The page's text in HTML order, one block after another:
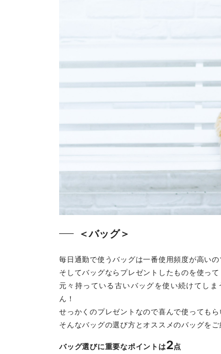
＜バッグ＞
毎日通勤で使うバッグは一番使用頻度が高い
そしてバッグならプレゼントしたものを使っ
元々持っている古いバッグを使い続けてし
ん！
せっかくのプレゼントなので喜んで使ってもら
そんなバッグの選び方とオススメのバッグをご
バッグ選びに重要なポイントは2点